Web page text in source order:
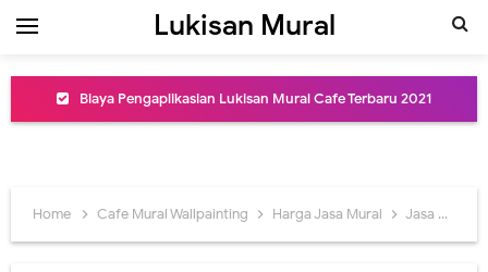
Lukisan Mural
Biaya Pengaplikasian Lukisan Mural Cafe Terbaru 2021
Home Cafe Mural Wallpainting Harga Jasa Mural Jasa Mural Bandung